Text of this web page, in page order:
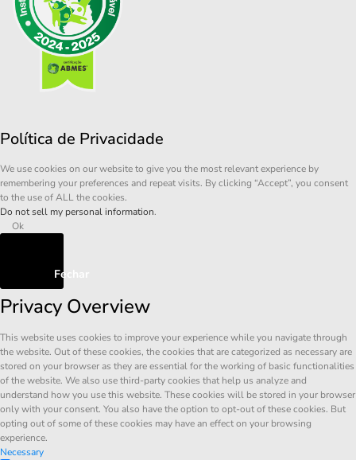
Política de Privacidade
We use cookies on our website to give you the most relevant experience by
remembering your preferences and repeat visits. By clicking “Accept”, you consent
to the use of ALL the cookies.
Do not sell my personal information.
Ok
Fechar
Privacy Overview
This website uses cookies to improve your experience while you navigate through
the website. Out of these cookies, the cookies that are categorized as necessary are
stored on your browser as they are essential for the working of basic functionalities
of the website. We also use third-party cookies that help us analyze and
understand how you use this website. These cookies will be stored in your browser
only with your consent. You also have the option to opt-out of these cookies. But
opting out of some of these cookies may have an effect on your browsing
experience.
Necessary